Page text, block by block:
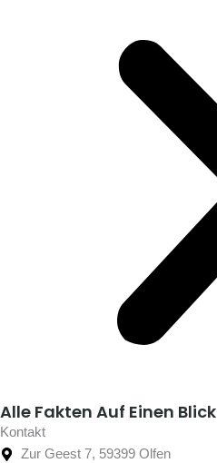
Alle Fakten Auf Einen Blick
Kontakt
Zur Geest 7, 59399 Olfen